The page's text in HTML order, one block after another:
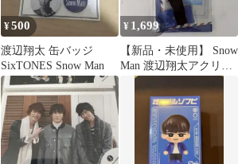
¥500
渡辺翔太 缶バッジ
SixTONES Snow Man
¥ 1,699
【新品・未使用】 Snow
Man 渡辺翔太アクリル
スタンド